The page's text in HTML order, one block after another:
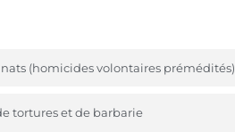
(homicides volontaires prémédités)
tortures et de barbarie